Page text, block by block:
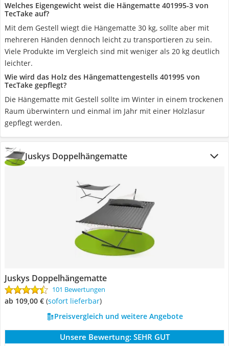
Welches Eigengewicht weist die Hängematte ‎401995-3 von
TecTake auf?
Mit dem Gestell wiegt die Hängematte 30 kg, sollte aber mit
mehreren Händen dennoch leicht zu transportieren zu sein.
Viele Produkte im Vergleich sind mit weniger als 20 kg deutlich
leichter.
Wie wird das Holz des Hängemattengestells 401995 von
TecTake gepflegt?
Die Hängematte mit Gestell sollte im Winter in einem trockenen
Raum überwintern und einmal im Jahr mit einer Holzlasur
gepflegt werden.
Juskys Doppelhängematte
Juskys Doppelhängematte
101 Bewertungen
ab 109,00 € ( Sofort lieferbar)
Preisvergleich und weitere Angebote
Unsere Bewertung: SEHR GUT